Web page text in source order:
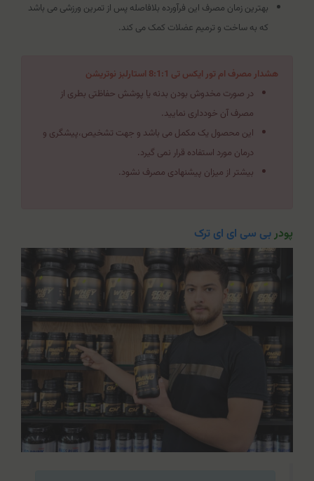
بهترین زمان مصرف این فرآورده بلافاصله پس از تمرین ورزشی می باشد
که به ساخت و ترمیم عضلات کمک می کند.
هشدار مصرف ام تور ایکس تی 8:1:1 استارلبز نوتریشن
در صورت مخدوش بودن بدنه یا پوشش حفاظتی بطری از
مصرف آن خودداری نمایید.
این محصول یک مکمل می باشد و جهت تشخیص،پیشگری و
درمان مورد استفاده قرار نمی گیرد.
بیشتر از میزان پیشنهادی مصرف نشود.
پودربی سی ای ای ترک